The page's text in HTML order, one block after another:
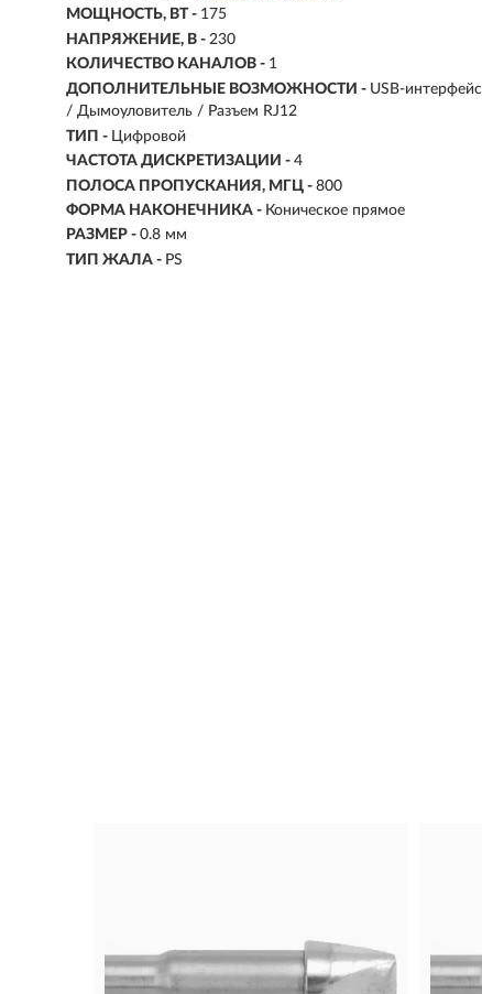
МОЩНОСТЬ, ВТ - 175
НАПРЯЖЕНИЕ, В - 230
КОЛИЧЕСТВО КАНАЛОВ - 1
ДОПОЛНИТЕЛЬНЫЕ ВОЗМОЖНОСТИ - USB-интерфейс
/ Дымоуловитель / Разъем RJ12
ТИП - Цифровой
ЧАСТОТА ДИСКРЕТИЗАЦИИ - 4
ПОЛОСА ПРОПУСКАНИЯ, МГЦ - 800
ФОРМА НАКОНЕЧНИКА - Коническое прямое
РАЗМЕР - 0.8 мм
ТИП ЖАЛА - PS